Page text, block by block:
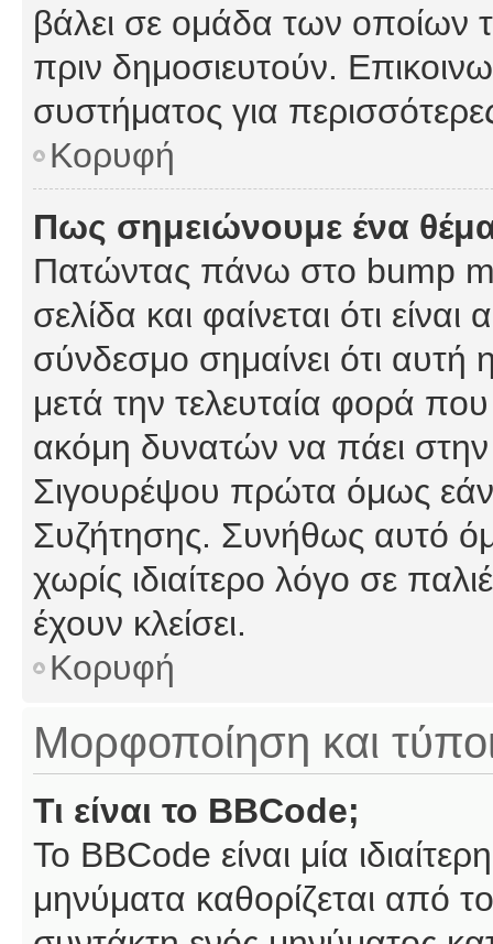
βάλει σε ομάδα των οποίων
πριν δημοσιευτούν.
συστήματος για
Κορυφή
Πως σημειώνουμε ένα
Πατώντας πάνω στο bump
σελίδα και φαίνεται ότι
σύνδεσμο σημαίνει ότι αυτή
μετά την τελευταία φορά που
ακόμη δυνατών να πάει
Σιγουρέψου πρώτα όμως εάν
Συζήτησης. Συνήθως αυτό
χωρίς ιδιαίτερο λόγο σε
έχουν κλείσει.
Κορυφή
Μορφοποίηση και
Τι είναι το BBCode;
Το BBCode είναι μία
μηνύματα καθορίζεται από